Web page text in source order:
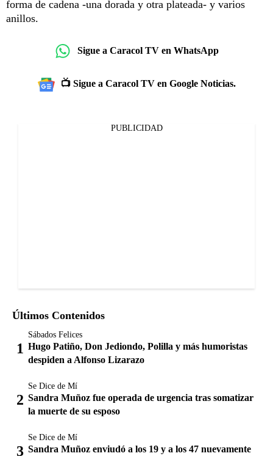
forma de cadena -una dorada y otra plateada- y varios
anillos.
Sigue a Caracol TV en WhatsApp
📺 Sigue a Caracol TV en Google Noticias.
PUBLICIDAD
Últimos Contenidos
Sábados Felices
Hugo Patiño, Don Jediondo, Polilla y más humoristas
despiden a Alfonso Lizarazo
Se Dice de Mí
Sandra Muñoz fue operada de urgencia tras somatizar
la muerte de su esposo
Se Dice de Mí
Sandra Muñoz enviudó a los 19 y a los 47 nuevamente